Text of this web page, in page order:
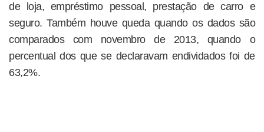
de loja, empréstimo pessoal, prestação de carro e
seguro. Também houve queda quando os dados são
comparados com novembro de 2013, quando o
percentual dos que se declaravam endividados foi de
63,2%.